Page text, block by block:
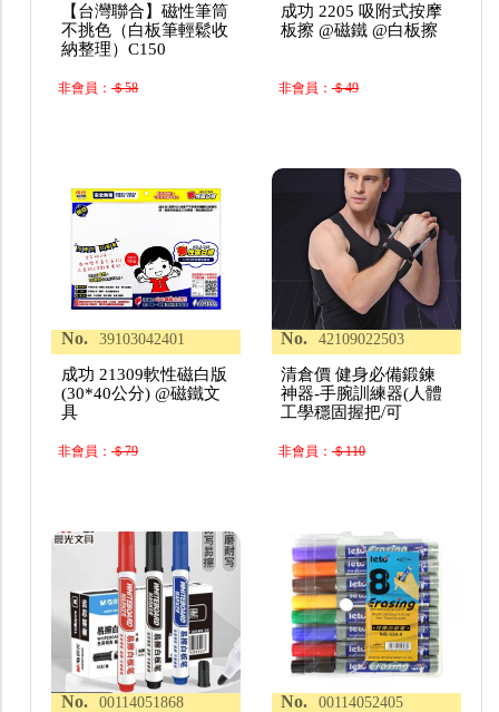
【台灣聯合】磁性筆筒
不挑色（白板筆輕鬆收
納整理）C150
非會員：＄58
成功 2205 吸附式按摩
板擦 @磁鐵 @白板擦
非會員：＄49
No. 39103042401
成功 21309軟性磁白版
(30*40公分) @磁鐵文
具
非會員：＄79
No. 42109022503
清倉價 健身必備鍛鍊
神器-手腕訓練器(人體
工學穩固握把/可
非會員：＄110
No. 00114051868 No. 00114052405